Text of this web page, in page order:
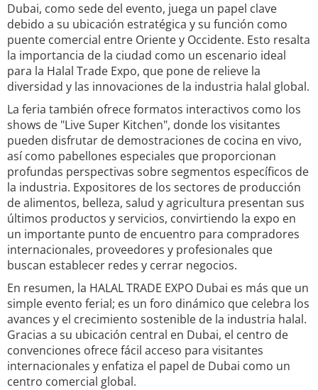
Dubai, como sede del evento, juega un papel clave
debido a su ubicación estratégica y su función como
puente comercial entre Oriente y Occidente. Esto resalta
la importancia de la ciudad como un escenario ideal
para la Halal Trade Expo, que pone de relieve la
diversidad y las innovaciones de la industria halal global.
La feria también ofrece formatos interactivos como los
shows de "Live Super Kitchen", donde los visitantes
pueden disfrutar de demostraciones de cocina en vivo,
así como pabellones especiales que proporcionan
profundas perspectivas sobre segmentos específicos de
la industria. Expositores de los sectores de producción
de alimentos, belleza, salud y agricultura presentan sus
últimos productos y servicios, convirtiendo la expo en
un importante punto de encuentro para compradores
internacionales, proveedores y profesionales que
buscan establecer redes y cerrar negocios.
En resumen, la HALAL TRADE EXPO Dubai es más que un
simple evento ferial; es un foro dinámico que celebra los
avances y el crecimiento sostenible de la industria halal.
Gracias a su ubicación central en Dubai, el centro de
convenciones ofrece fácil acceso para visitantes
internacionales y enfatiza el papel de Dubai como un
centro comercial global.